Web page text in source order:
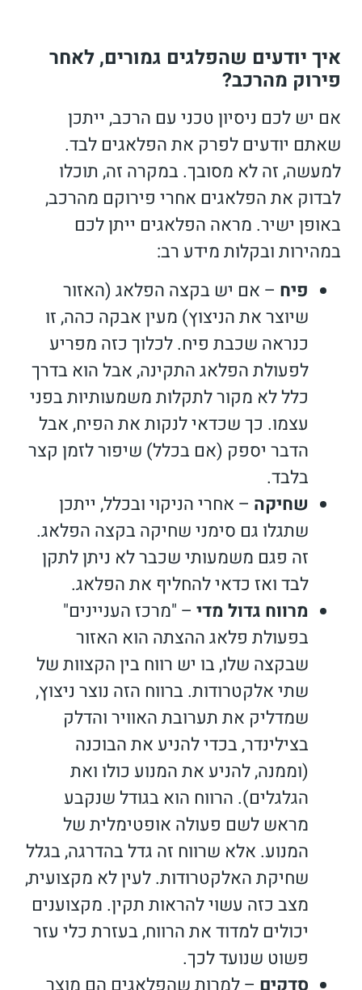
איך יודעים שהפלגים גמורים, לאחר
פירוק מהרכב?
אם יש לכם ניסיון טכני עם הרכב, ייתכן
שאתם יודעים לפרק את הפלאגים לבד.
למעשה, זה לא מסובך. במקרה זה, תוכלו
לבדוק את הפלאגים אחרי פירוקם מהרכב,
באופן ישיר. מראה הפלאגים ייתן לכם
במהירות ובקלות מידע רב:
פיח – אם יש בקצה הפלאג (האזור
שיוצר את הניצוץ) מעין אבקה כהה, זו
כנראה שכבת פיח. לכלוך כזה מפריע
לפעולת הפלאג התקינה, אבל הוא בדרך
כלל לא מקור לתקלות משמעותיות בפני
עצמו. כך שכדאי לנקות את הפיח, אבל
הדבר יספק (אם בכלל) שיפור לזמן קצר
בלבד.
שחיקה – אחרי הניקוי ובכלל, ייתכן
שתגלו גם סימני שחיקה בקצה הפלאג.
זה פגם משמעותי שכבר לא ניתן לתקן
לבד ואז כדאי להחליף את הפלאג.
מרווח גדול מדי – "מרכז העניינים"
בפעולת פלאג ההצתה הוא האזור
שבקצה שלו, בו יש רווח בין הקצוות של
שתי אלקטרודות. ברווח הזה נוצר ניצוץ,
שמדליק את תערובת האוויר והדלק
בצילינדר, בכדי להניע את הבוכנה
(וממנה, להניע את המנוע כולו ואת
הגלגלים). הרווח הוא בגודל שנקבע
מראש לשם פעולה אופטימלית של
המנוע. אלא שרווח זה גדל בהדרגה, בגלל
שחיקת האלקטרודות. לעין לא מקצועית,
מצב כזה עשוי להראות תקין. מקצוענים
יכולים למדוד את הרווח, בעזרת כלי עזר
פשוט שנועד לכך.